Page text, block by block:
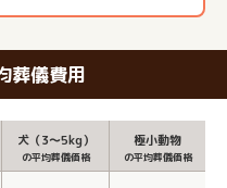
葬儀費用
犬（3～5kg）
の平均葬儀価格
極小動物
の平均葬儀価格